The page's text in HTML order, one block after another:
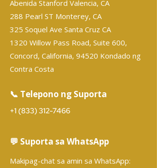
Abenida Stanford Valencia, CA
288 Pearl ST Monterey, CA
325 Soquel Ave Santa Cruz CA
1320 Willow Pass Road, Suite 600,
Concord, California, 94520 Kondado ng
Contra Costa
📞 Telepono ng Suporta
+1 (833) 312-7466
💬 Suporta sa WhatsApp
Makipag-chat sa amin sa WhatsApp: